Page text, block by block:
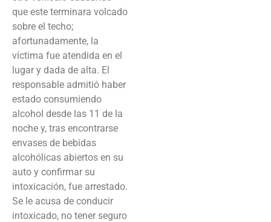
que este terminara volcado
sobre el techo;
afortunadamente, la
víctima fue atendida en el
lugar y dada de alta. El
responsable admitió haber
estado consumiendo
alcohol desde las 11 de la
noche y, tras encontrarse
envases de bebidas
alcohólicas abiertos en su
auto y confirmar su
intoxicación, fue arrestado.
Se le acusa de conducir
intoxicado, no tener seguro